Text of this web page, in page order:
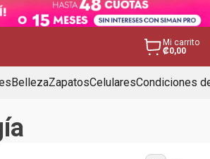
Mi carrito
₡0,00
BellezaZapatosCelularesCondiciones